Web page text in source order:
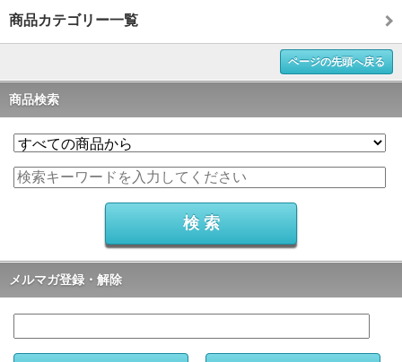
商品カテゴリー一覧
ページの先頭へ戻る
商品検索
メルマガ登録・解除